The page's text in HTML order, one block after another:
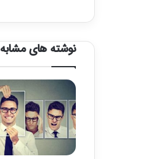
نوشته های مشابه